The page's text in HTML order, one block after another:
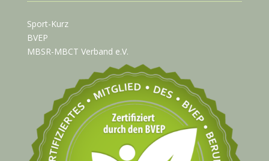
Sport-Kurz
BVEP
MBSR-MBCT Verband e.V.